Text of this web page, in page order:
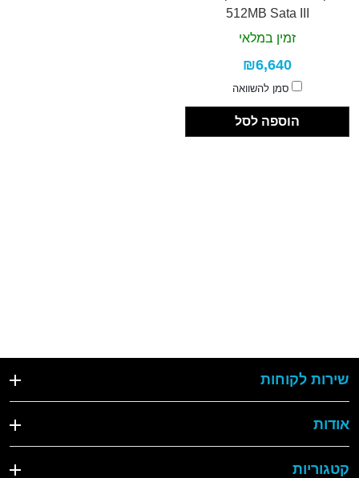
512MB Sata III
זמין במלאי
₪6,640
סמן להשוואה
הוספה לסל
שירות לקוחות
אודות
קטגוריות